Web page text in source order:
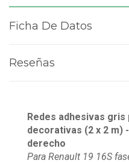
Ficha De Datos
Reseñas
Redes adhesivas gris
decorativas (2 x 2 m)
derecho
Para Renault 19 16S